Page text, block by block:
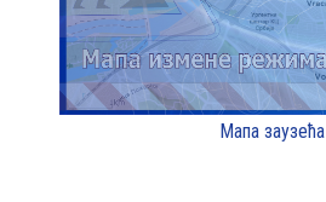
Мапа заузећа